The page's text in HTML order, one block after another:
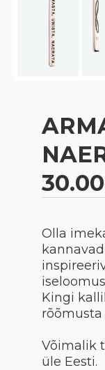
Olla
Kingi
rõõmusta
Võimalik
üle Eesti.